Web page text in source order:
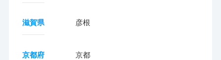
滋賀県 彦根
京都府 京都